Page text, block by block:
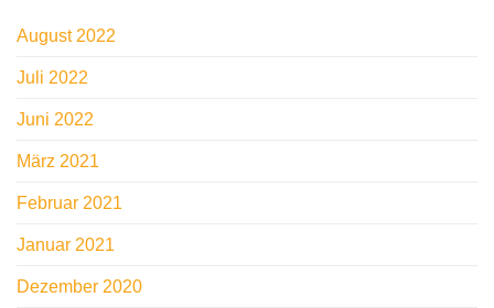
August 2022
Juli 2022
Juni 2022
März 2021
Februar 2021
Januar 2021
Dezember 2020